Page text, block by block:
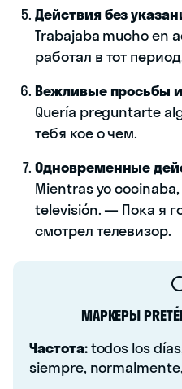
Действия без
Trabajaba mucho en
работал в тот
Вежливые просьбы
Quería preguntarte
тебя кое о чем.
Одновременные
Mientras yo
televisión. — Пока я
смотрел телевизор.
МАРКЕРЫ
Частота:todos los
siempre,